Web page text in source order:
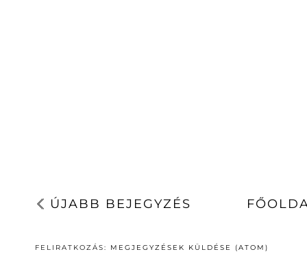
ÚJABB BEJEGYZÉS
FELIRATKOZÁS: MEGJEGYZÉSEK KÜLDÉSE (ATOM)